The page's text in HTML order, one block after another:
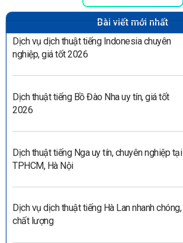
Bài viết mới nhất
Dịch vụ dịch thuật tiếng Indonesia chuyên
nghiệp, giá tốt 2026
Dịch thuật tiếng Bồ Đào Nha uy tín, giá tốt
2026
Dịch thuật tiếng Nga uy tín, chuyên nghiệp tại
TPHCM, Hà Nội
Dịch vụ dịch thuật tiếng Hà Lan nhanh chóng,
chất lượng